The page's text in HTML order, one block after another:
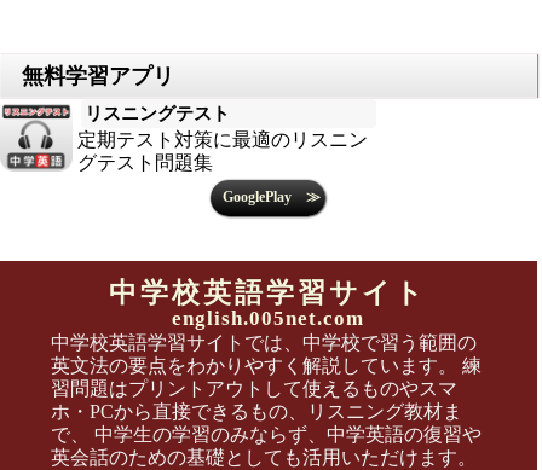
リスニングテスト
定期テスト対策に最適のリスニン
グテスト問題集
中学校英語学習サイト
english.005net.com
中学校英語学習サイトでは、中学校で習う範囲の
英文法の要点をわかりやすく解説しています。 練
習問題はプリントアウトして使えるものやスマ
ホ・PCから直接できるもの、リスニング教材ま
で、 中学生の学習のみならず、中学英語の復習や
英会話のための基礎としても活用いただけます。